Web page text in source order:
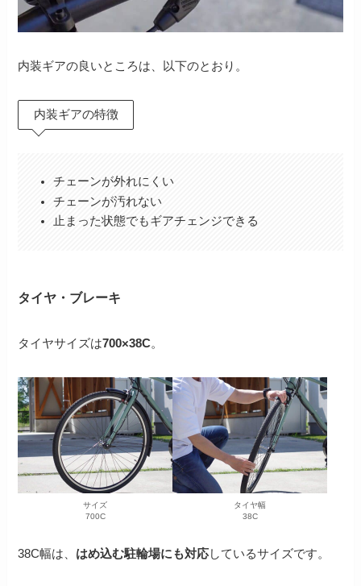
内装ギアの良いところは、以下のとおり。
内装ギアの特徴
チェーンが外れにくい
チェーンが汚れない
止まった状態でもギアチェンジできる
タイヤ・ブレーキ
タイヤサイズは700×38C。
サイズ
700C
タイヤ幅
38C
38C幅は、 はめ込む駐輪場にも対応しているサイズです。